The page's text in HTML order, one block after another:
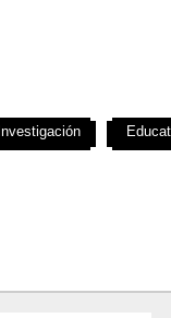
Investigación